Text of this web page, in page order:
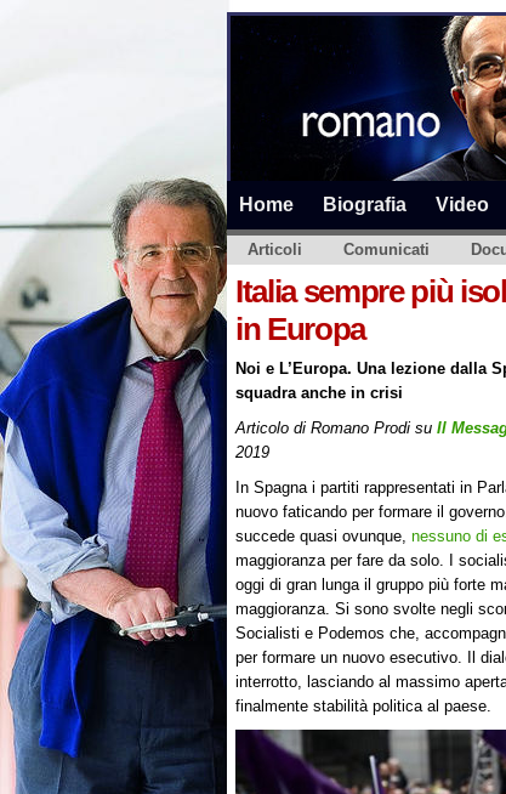
Home Biografia Video
Articoli Comunicati
Italia sempre più
in Europa
Noi e L’Europa. Una lezione dalla
squadra anche in crisi
Articolo di Romano Prodi su Il
2019
In Spagna i partiti rappresentati in
nuovo faticando per formare il
succede quasi ovunque, nessuno di
maggioranza per fare da solo. I
oggi di gran lunga il gruppo più forte
maggioranza. Si sono svolte negli
Socialisti e Podemos che,
per formare un nuovo esecutivo. Il
interrotto, lasciando al massimo
finalmente stabilità politica al paese.